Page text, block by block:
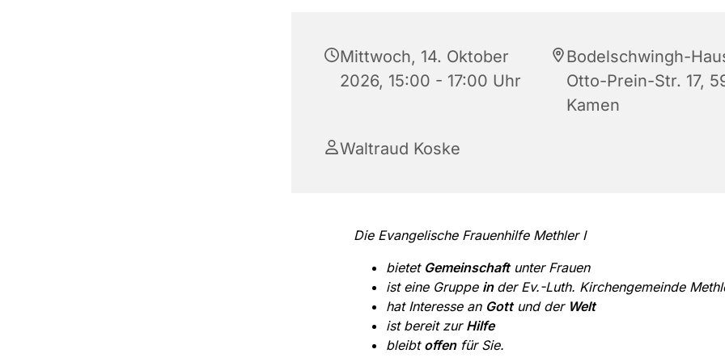
Mittwoch, 14. Oktober
2026, 15:00 - 17:00 Uhr
Bodelschwingh-
Otto-Prein-Str. 17,
Kamen
Waltraud Koske
Die Evangelische Frauenhilfe Methler I
bietet Gemeinschaftunter Frauen
ist eine Gruppe in der Ev.-Luth. Kirchengemeinde
hat Interesse an Gottund der Welt
ist bereit zur Hilfe
bleibt offenfür Sie.